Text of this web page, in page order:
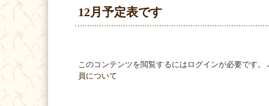
12月予定表です
このコンテンツを閲覧するにはログインが必要です
員について